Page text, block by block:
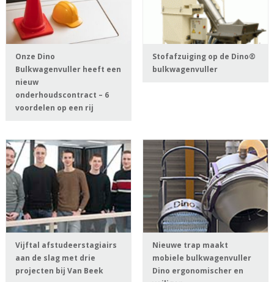
Onze Dino
Bulkwagenvuller heeft een
nieuw
onderhoudscontract – 6
voordelen op een rij
Stofafzuiging op de Dino®
bulkwagenvuller
Vijftal afstudeerstagiairs
aan de slag met drie
projecten bij Van Beek
Nieuwe trap maakt
mobiele bulkwagenvuller
Dino ergonomischer en